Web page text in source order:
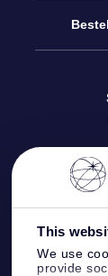
This
We use
provide
Blog
OSR
OSR
OSR
One
OSR